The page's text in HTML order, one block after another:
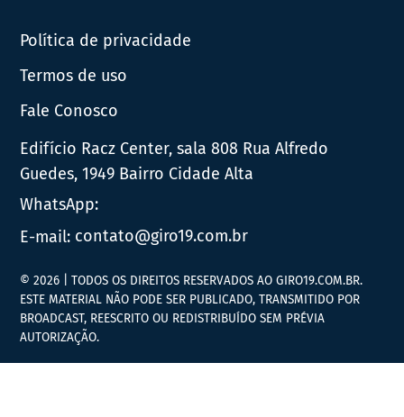
Política de privacidade
Termos de uso
Fale Conosco
Edifício Racz Center, sala 808 Rua Alfredo
Guedes, 1949 Bairro Cidade Alta
WhatsApp:
E-mail: contato@giro19.com.br
© 2026 | TODOS OS DIREITOS RESERVADOS AO GIRO19.COM.BR.
ESTE MATERIAL NÃO PODE SER PUBLICADO, TRANSMITIDO POR
BROADCAST, REESCRITO OU REDISTRIBUÍDO SEM PRÉVIA
AUTORIZAÇÃO.